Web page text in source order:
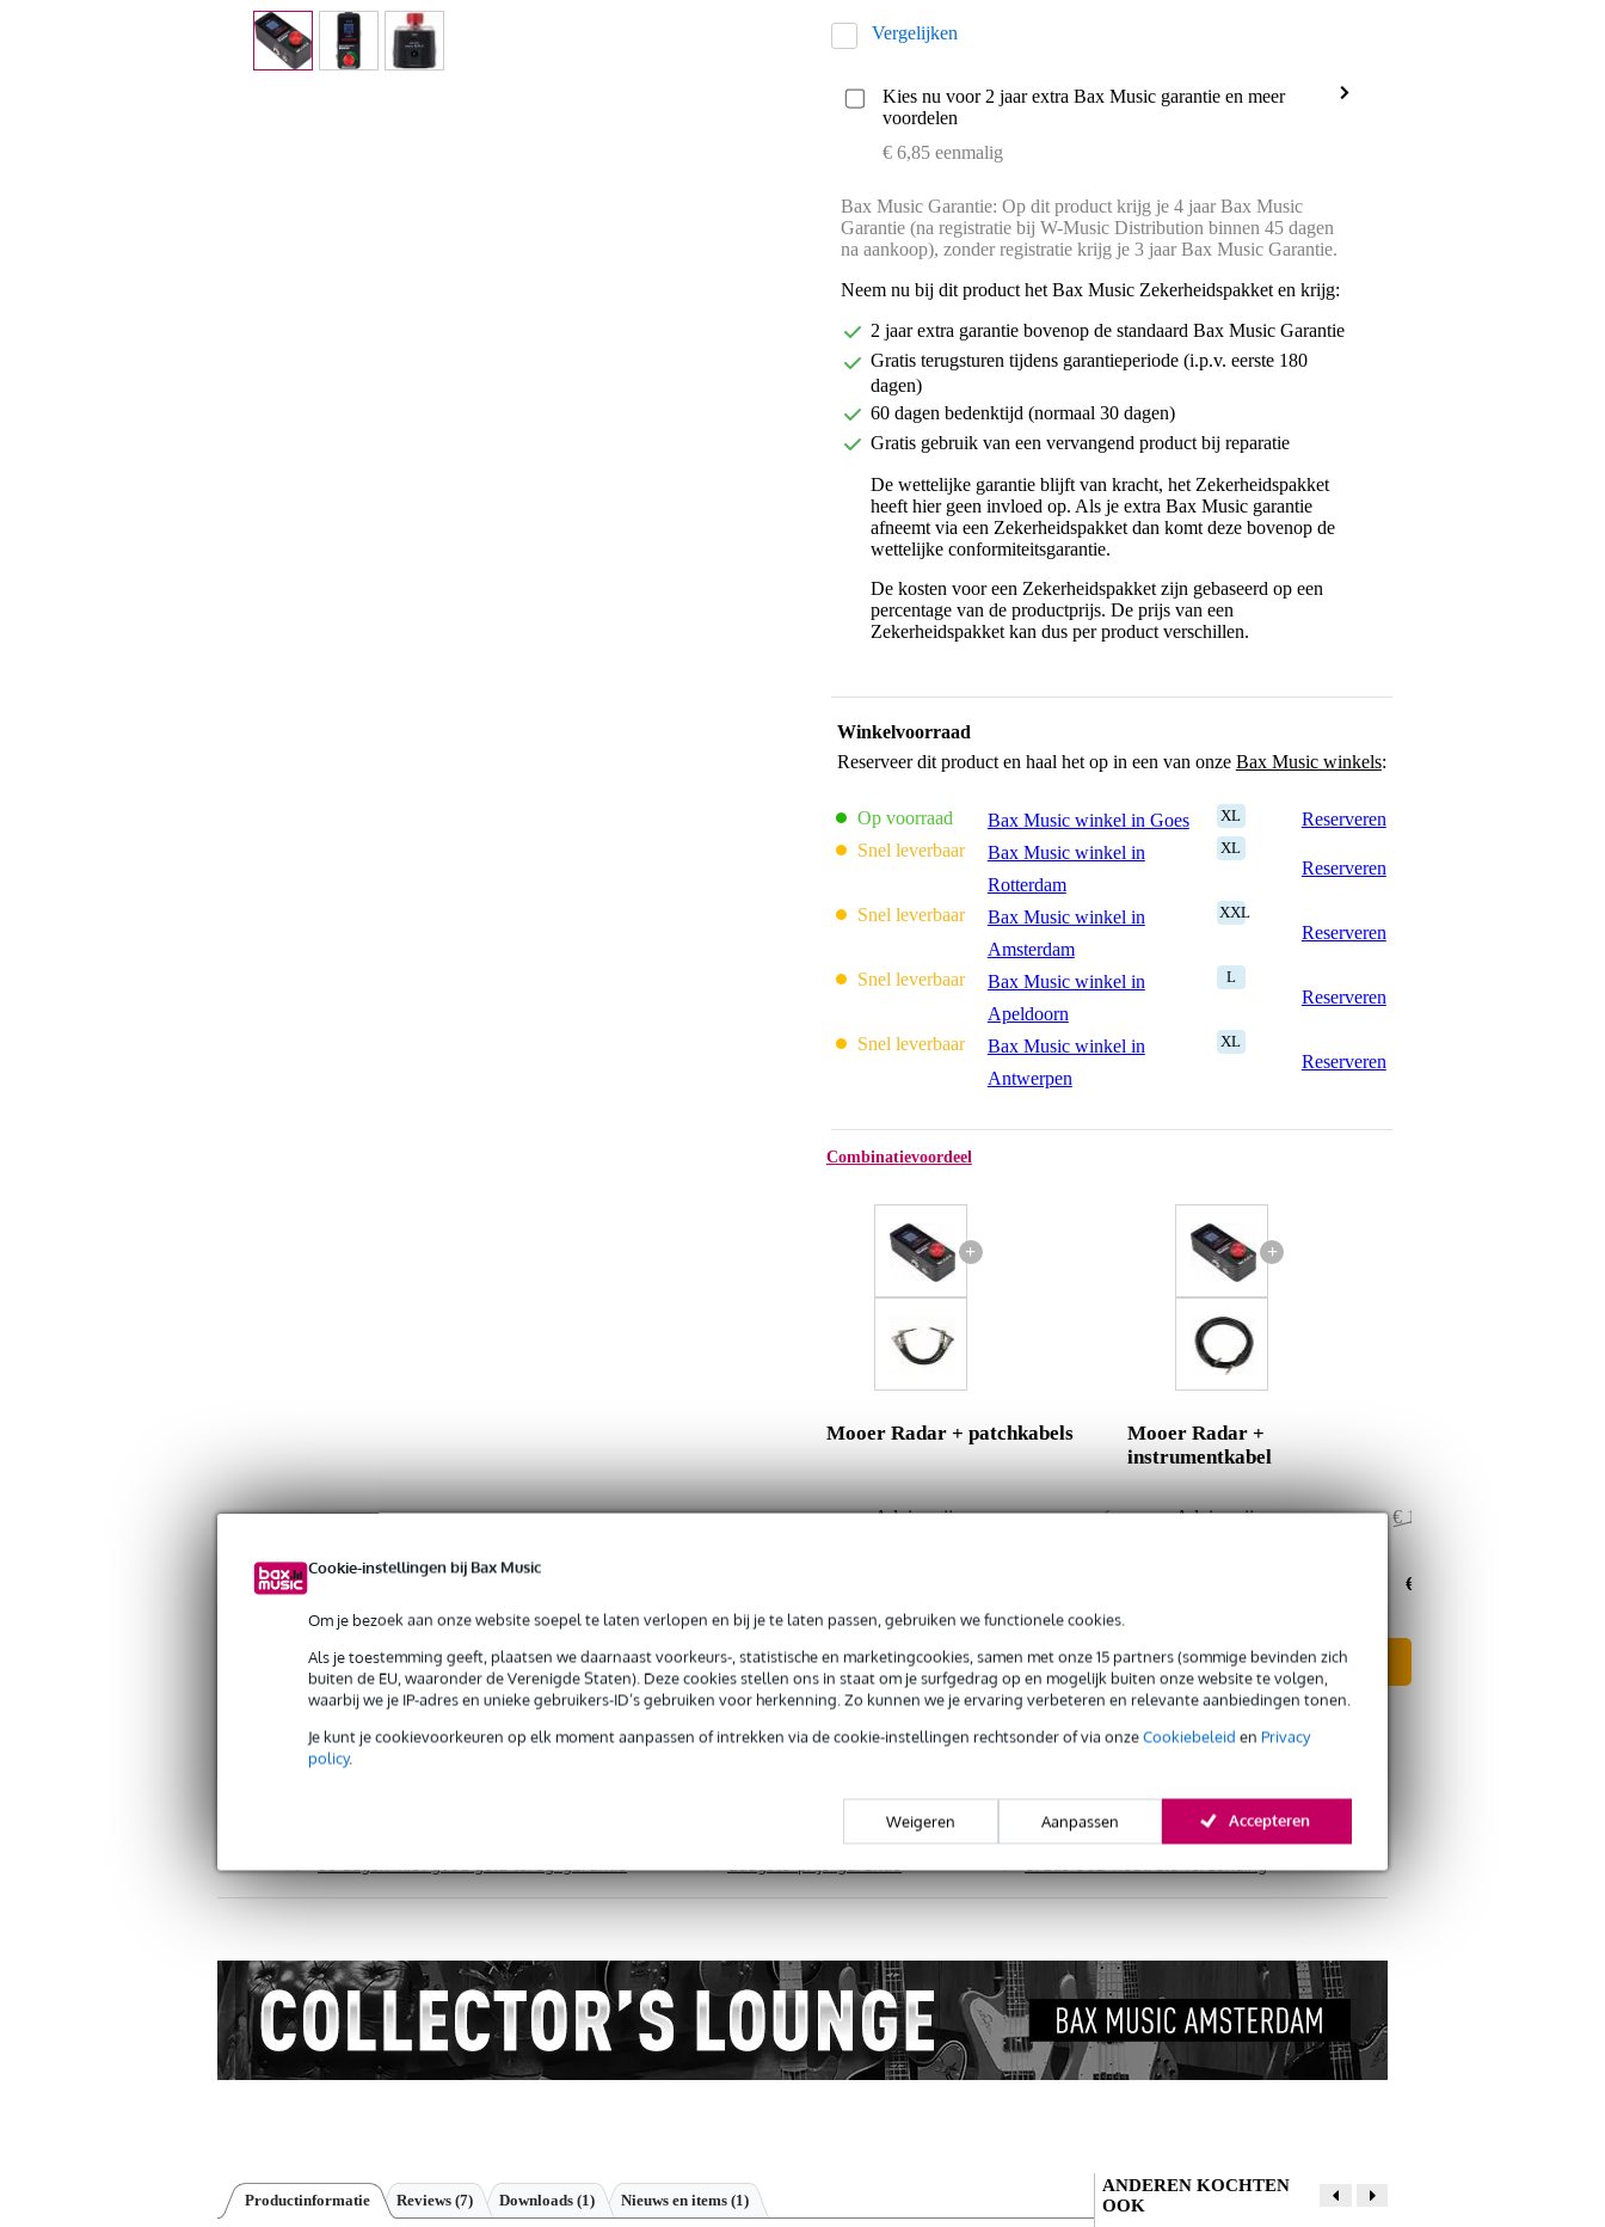
Cookie-instellingen bij Bax Music
Om je bezoek aan onze website soepel te laten verlopen en bij je te laten passen, gebruiken we functionele cookies.
Als je toestemming geeft, plaatsen we daarnaast voorkeurs-, statistische en marketingcookies, samen met onze 15 partners (sommige bevinden zich
buiten de EU, waaronder de Verenigde Staten). Deze cookies stellen ons in staat om je surfgedrag op en mogelijk buiten onze website te volgen,
waarbij we je IP-adres en unieke gebruikers-ID’s gebruiken voor herkenning. Zo kunnen we je ervaring verbeteren en relevante aanbiedingen tonen.
Je kunt je cookievoorkeuren op elk moment aanpassen of intrekken via de cookie-instellingen rechtsonder of via onzeCookiebeleid en Privacy
policy.
Weigeren Aanpassen Accepteren
Vergelijken
Kies nu voor 2 jaar extra Bax Music garantie en meer
voordelen
€ 6,85 eenmalig
Bax Music Garantie: Op dit product krijg je 4 jaar Bax Music
Garantie (na registratie bij W-Music Distribution binnen 45 dagen
na aankoop), zonder registratie krijg je 3 jaar Bax Music Garantie.
Neem nu bij dit product het Bax Music Zekerheidspakket en krijg:
2 jaar extra garantie bovenop de standaard Bax Music Garantie
Gratis terugsturen tijdens garantieperiode (i.p.v. eerste 180
dagen)
60 dagen bedenktijd (normaal 30 dagen)
Gratis gebruik van een vervangend product bij reparatie
De wettelijke garantie blijft van kracht, het Zekerheidspakket
heeft hier geen invloed op. Als je extra Bax Music garantie
afneemt via een Zekerheidspakket dan komt deze bovenop de
wettelijke conformiteitsgarantie.
De kosten voor een Zekerheidspakket zijn gebaseerd op een
percentage van de productprijs. De prijs van een
Zekerheidspakket kan dus per product verschillen.
Winkelvoorraad
Reserveer dit product en haal het op in een van onze Bax Music winkels:
Op voorraad Bax Music winkel in Goes XL
Reserveren
Snel leverbaar
Bax Music winkel in
Rotterdam
XL
Reserveren
Snel leverbaar
Bax Music winkel in
Amsterdam
XXL
Reserveren
Snel leverbaar
Bax Music winkel in
Apeldoorn
L
Reserveren
Snel leverbaar
Bax Music winkel in
Antwerpen
XL
Reserveren
Combinatievoordeel
+
Mooer Radar + patchkabels
Adviesprijs
€ 146,-
In mijn winkelwagen
+
Mooer Radar +
instrumentkabel
Adviesprijs
€ 149,50
€ 147,-
In mijn winkelwagen
Productinformatie
3 jaar Bax Music garantie
Gratis retourneren
Productinformatie Reviews (7) Downloads (1) Nieuws en items (1)
ANDEREN KOCHTEN
OOK